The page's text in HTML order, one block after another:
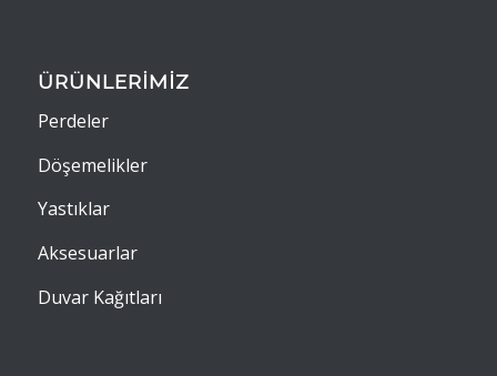
ÜRÜNLERİMİZ
Perdeler
Döşemelikler
Yastıklar
Aksesuarlar
Duvar Kağıtları